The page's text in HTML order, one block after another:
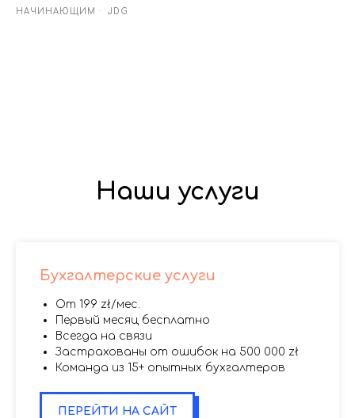
НАЧИНАЮЩИМ JDG
Наши услуги
Бухгалтерские услуги
От 199 zł/мес.
Первый месяц бесплатно
Всегда на связи
Застрахованы от ошибок на 500 000 zł
Команда из 15+ опытных бухгалтеров
ПЕРЕЙТИ НА САЙТ